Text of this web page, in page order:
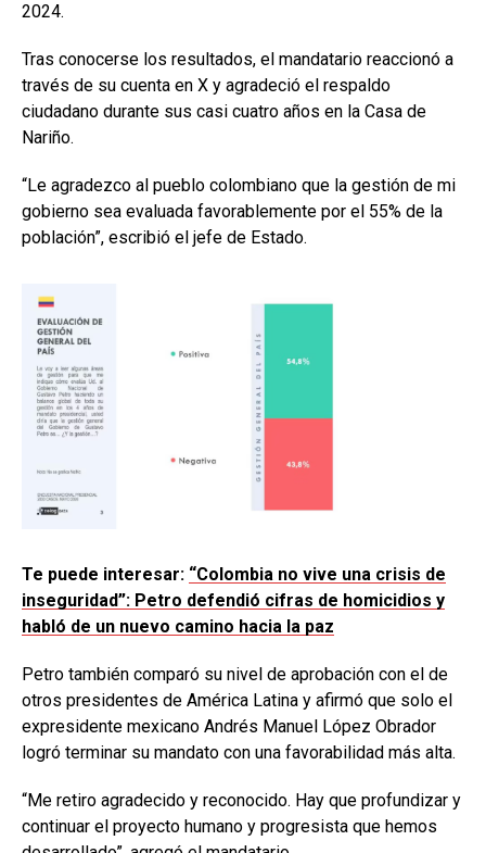
2024.
Tras conocerse los resultados, el mandatario reaccionó a
través de su cuenta en X y agradeció el respaldo
ciudadano durante sus casi cuatro años en la Casa de
Nariño.
“Le agradezco al pueblo colombiano que la gestión de mi
gobierno sea evaluada favorablemente por el 55% de la
población”, escribió el jefe de Estado.
Te puede interesar: “Colombia no vive una crisis de
inseguridad”: Petro defendió cifras de homicidios y
habló de un nuevo camino hacia la paz
Petro también comparó su nivel de aprobación con el de
otros presidentes de América Latina y afirmó que solo el
expresidente mexicano Andrés Manuel López Obrador
logró terminar su mandato con una favorabilidad más alta.
“Me retiro agradecido y reconocido. Hay que profundizar y
continuar el proyecto humano y progresista que hemos